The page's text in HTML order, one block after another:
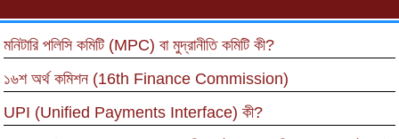
মনিটারি পলিসি কমিটি (MPC) বা মুদ্রানীতি কমিটি কী?
১৬শ অর্থ কমিশন (16th Finance Commission)
UPI (Unified Payments Interface) কী?